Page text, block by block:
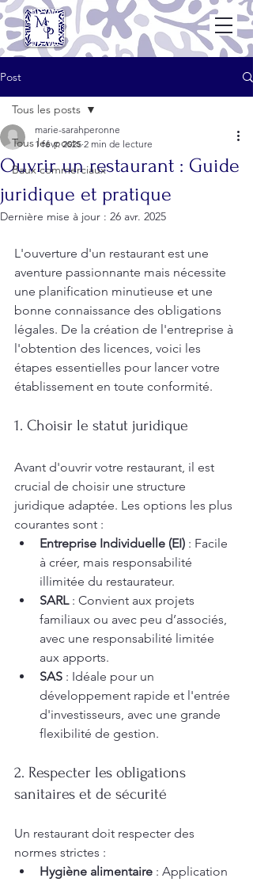
Post
Tous les posts
Baux commerciaux
Tous les posts
Ouvrir un restaurant : Guide
juridique et pratique
marie-sarahperonne
1 févr. 2025 2 min de lecture
Dernière mise à jour : 26 avr. 2025
L'ouverture d'un restaurant est une
aventure passionnante mais nécessite
une planification minutieuse et une
bonne connaissance des obligations
légales. De la création de l'entreprise à
l'obtention des licences, voici les
étapes essentielles pour lancer votre
établissement en toute conformité.
1. Choisir le statut juridique
Avant d'ouvrir votre restaurant, il est
crucial de choisir une structure
juridique adaptée. Les options les plus
courantes sont :
Entreprise Individuelle (EI) : Facile
à créer, mais responsabilité
illimitée du restaurateur.
SARL : Convient aux projets
familiaux ou avec peu d’associés,
avec une responsabilité limitée
aux apports.
SAS : Idéale pour un
développement rapide et l'entrée
d'investisseurs, avec une grande
flexibilité de gestion.
2. Respecter les obligations
sanitaires et de sécurité
Un restaurant doit respecter des
normes strictes :
Hygiène alimentaire : Application